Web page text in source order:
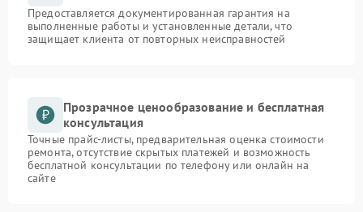
Предоставляется документированная гарантия на
выполненные работы и установленные детали, что
защищает клиента от повторных неисправностей
Прозрачное ценообразование и бесплатная
консультация
Точные прайс-листы, предварительная оценка стоимости
ремонта, отсутствие скрытых платежей и возможность
бесплатной консультации по телефону или онлайн на
сайте